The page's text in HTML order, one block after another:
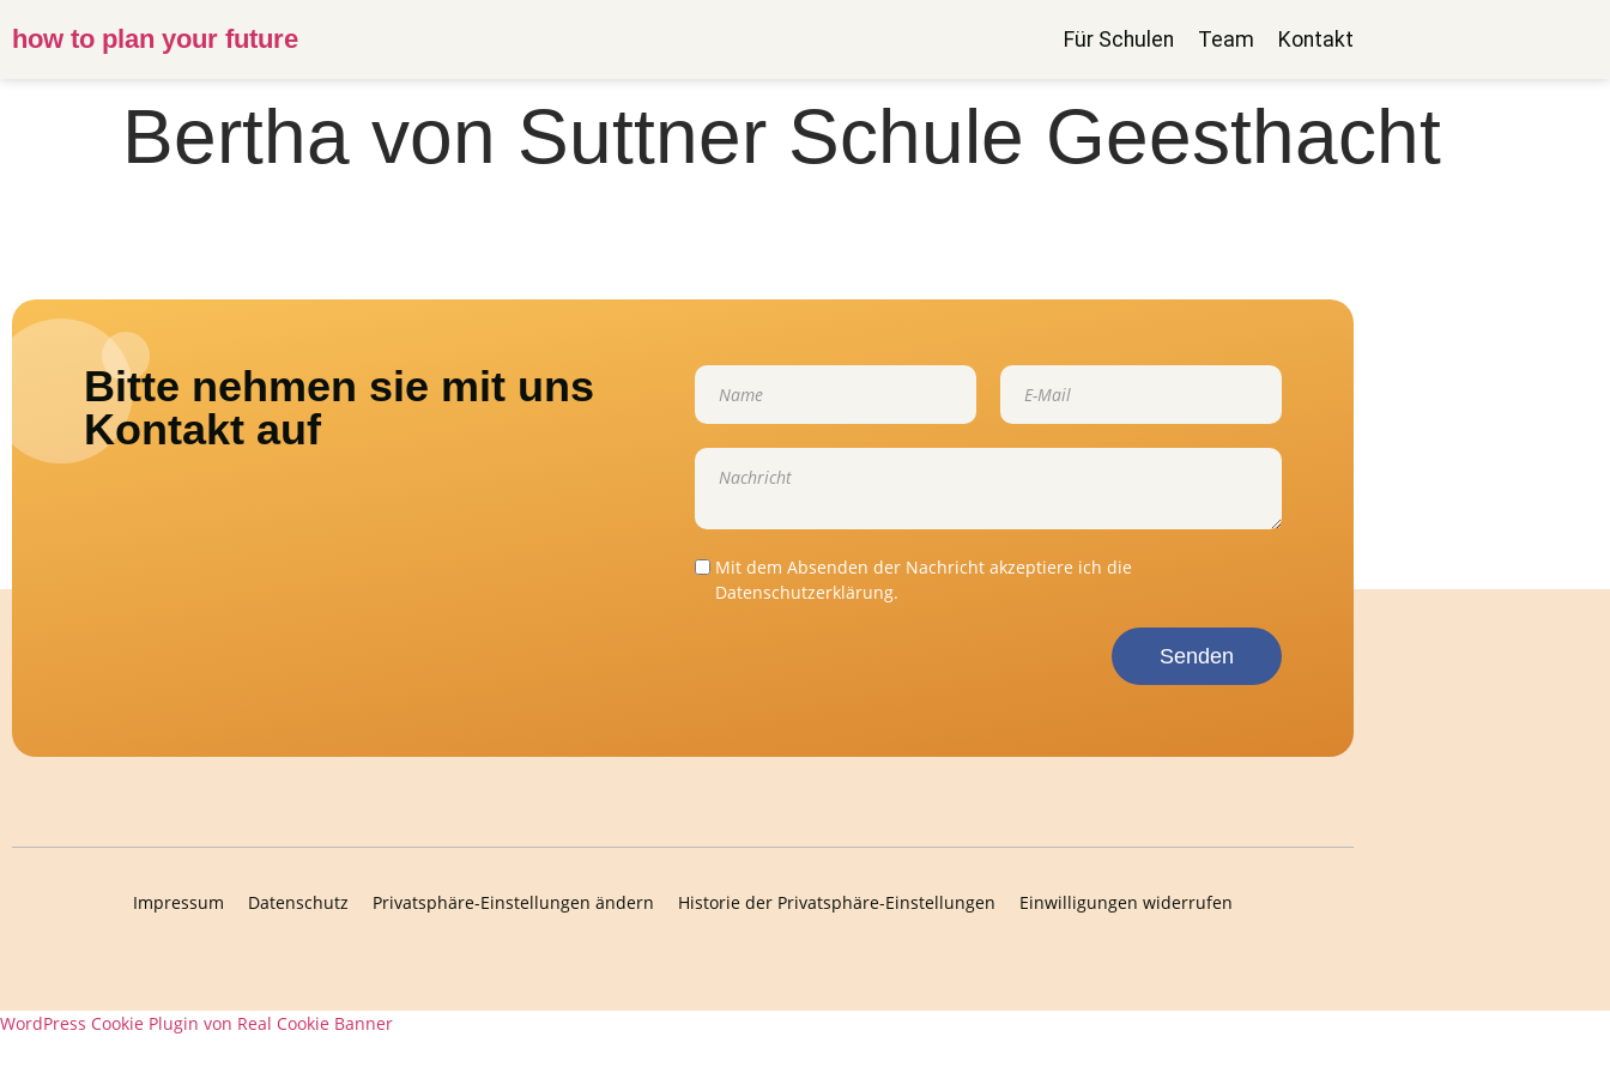
how to plan your future Für Schulen Team Kontakt
Bertha von Suttner Schule Geesthacht
Bitte nehmen sie mit uns
Kontakt auf
Mit dem Absenden der Nachricht akzeptiere ich die
Datenschutzerklärung.
Senden
Impressum Datenschutz Privatsphäre-Einstellungen ändern Historie der Privatsphäre-Einstellungen Einwilligungen widerrufen
WordPress Cookie Plugin von Real Cookie Banner